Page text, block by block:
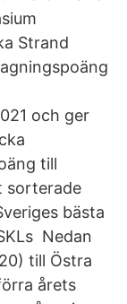
Strand
och ger
till
sorterade
bästa
Nedan
till Östra
årets